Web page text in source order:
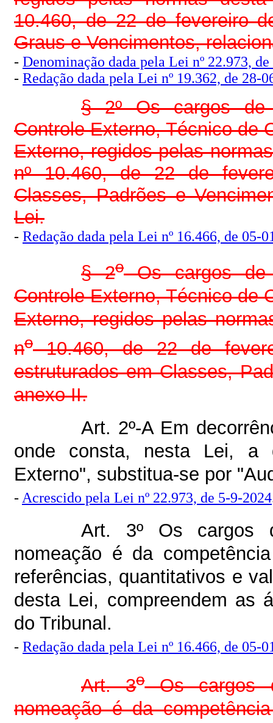
10.460, de 22 de fevereiro
Graus e Vencimentos,
- Denominação dada pela Lei nº 22.973,
- Redação dada pela Lei nº 19.362, de 28-
§ 2º Os cargos de
Controle Externo, Técnico de
Externo, regidos pelas
nº 10.460, de 22 de
Classes, Padrões e
Lei.
- Redação dada pela Lei nº 16.466, de 05-
§ 2oOs cargos de
Controle Externo, Técnico de
Externo, regidos pelas
no10.460, de 22 de
estruturados em Classes,
anexo II.
Art. 2º-A Em
onde consta, nesta Lei, a
Externo", substitua-se por
- Acrescido pela Lei nº 22.973, de 5-9-2024
Art. 3º Os cargos
nomeação é da
referências, quantitativos e
desta Lei, compreendem as
do Tribunal.
- Redação dada pela Lei nº 16.466, de 05-
Art. 3oOs cargos
nomeação é da